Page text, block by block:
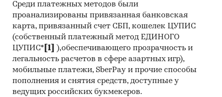
Среди платежных методов были
проанализированы привязанная банковская
карта, привязанный счет СБП, кошелек ЦУПИС
(собственный платежный метод ЕДИНОГО
ЦУПИС* [1]
),обеспечивающего прозрачность и
легальность расчетов в сфере азартных игр),
мобильные платежи, SberPay и прочие способы
пополнения и снятия средств, доступные у
ведущих российских букмекеров.